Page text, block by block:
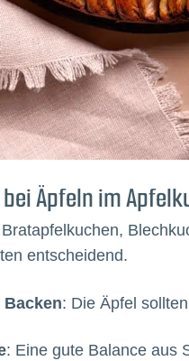
Äpfeln im
entscheidend.
: Die Äpfel
: Eine gute Balance aus